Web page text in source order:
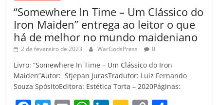
“Somewhere In Time – Um Clássico do
Iron Maiden” entrega ao leitor o que
há de melhor no mundo maideniano
2 de fevereiro de 2023 WarGodsPress 0
Livro: “Somewhere In Time – Um Clássico do Iron
Maiden”Autor: Stjepan JurasTradutor: Luiz Fernando
Souza SpósitoEditora: Estética Torta – 2020Páginas: